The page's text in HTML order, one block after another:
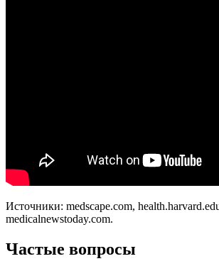
Источники: medscape.com,
medicalnewstoday.com.
Частые вопросы